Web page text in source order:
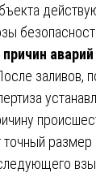
заливов,
точный размер